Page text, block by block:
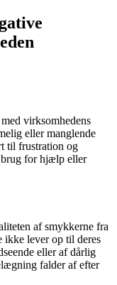
virksomhedens
eller manglende
til frustration og
brug for hjælp eller
af smykkerne fra
lever op til deres
eller af dårlig
falder af efter